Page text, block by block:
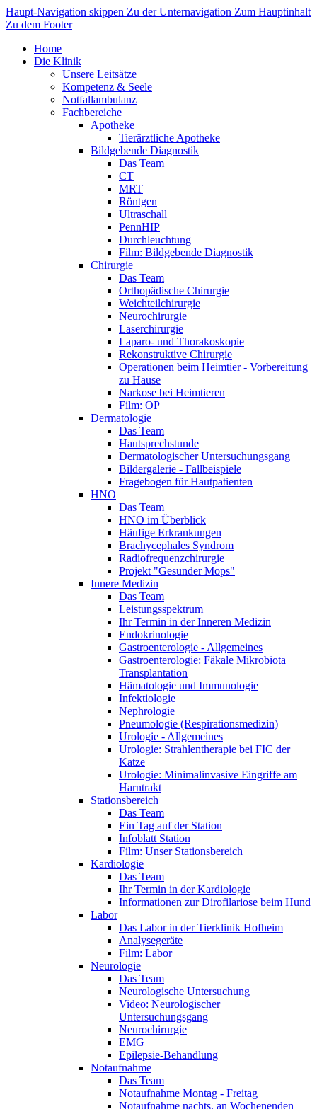
Haupt-Navigation skippen Zu der Unternavigation Zum Hauptinhalt
Zu dem Footer
Home
Die Klinik
Unsere Leitsätze
Kompetenz & Seele
Notfallambulanz
Fachbereiche
Apotheke
Tierärztliche Apotheke
Bildgebende Diagnostik
Das Team
CT
MRT
Röntgen
Ultraschall
PennHIP
Durchleuchtung
Film: Bildgebende Diagnostik
Chirurgie
Das Team
Orthopädische Chirurgie
Weichteilchirurgie
Neurochirurgie
Laserchirurgie
Laparo- und Thorakoskopie
Rekonstruktive Chirurgie
Operationen beim Heimtier - Vorbereitung
zu Hause
Narkose bei Heimtieren
Film: OP
Dermatologie
Das Team
Hautsprechstunde
Dermatologischer Untersuchungsgang
Bildergalerie - Fallbeispiele
Fragebogen für Hautpatienten
HNO
Das Team
HNO im Überblick
Häufige Erkrankungen
Brachycephales Syndrom
Radiofrequenzchirurgie
Projekt "Gesunder Mops"
Innere Medizin
Das Team
Leistungsspektrum
Ihr Termin in der Inneren Medizin
Endokrinologie
Gastroenterologie - Allgemeines
Gastroenterologie: Fäkale Mikrobiota
Transplantation
Hämatologie und Immunologie
Infektiologie
Nephrologie
Pneumologie (Respirationsmedizin)
Urologie - Allgemeines
Urologie: Strahlentherapie bei FIC der
Katze
Urologie: Minimalinvasive Eingriffe am
Harntrakt
Stationsbereich
Das Team
Ein Tag auf der Station
Infoblatt Station
Film: Unser Stationsbereich
Kardiologie
Das Team
Ihr Termin in der Kardiologie
Informationen zur Dirofilariose beim Hund
Labor
Das Labor in der Tierklinik Hofheim
Analysegeräte
Film: Labor
Neurologie
Das Team
Neurologische Untersuchung
Video: Neurologischer
Untersuchungsgang
Neurochirurgie
EMG
Epilepsie-Behandlung
Notaufnahme
Das Team
Notaufnahme Montag - Freitag
Notaufnahme nachts, an Wochenenden